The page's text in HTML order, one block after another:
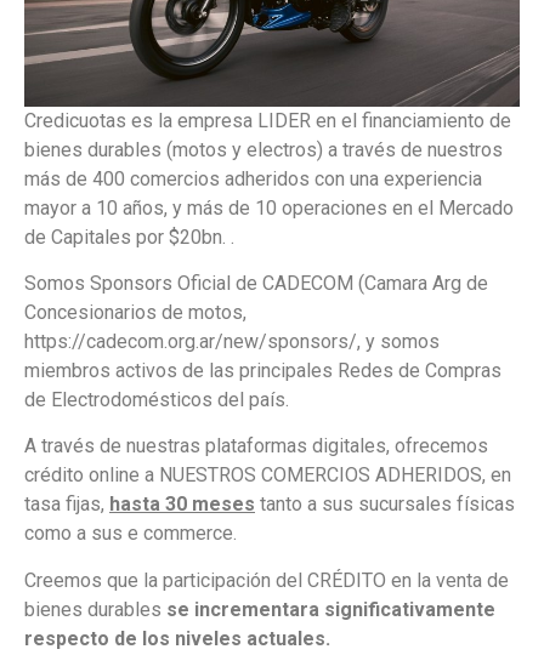
Credicuotas es la empresa LIDER en el financiamiento de
bienes durables (motos y electros) a través de nuestros
más de 400 comercios adheridos con una experiencia
mayor a 10 años, y más de 10 operaciones en el Mercado
de Capitales por $20bn. .
Somos Sponsors Oficial de CADECOM (Camara Arg de
Concesionarios de motos,
https://cadecom.org.ar/new/sponsors/, y somos
miembros activos de las principales Redes de Compras
de Electrodomésticos del país.
A través de nuestras plataformas digitales, ofrecemos
crédito online a NUESTROS COMERCIOS ADHERIDOS, en
tasa fijas, hasta 30 meses tanto a sus sucursales físicas
como a sus e commerce.
Creemos que la participación del CRÉDITO en la venta de
bienes durables se incrementara significativamente
respecto de los niveles actuales.